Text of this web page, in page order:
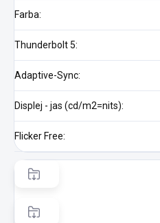
Farba:
Thunderbolt 5:
Adaptive-Sync:
Displej - jas (cd/m2=nits):
Flicker Free: